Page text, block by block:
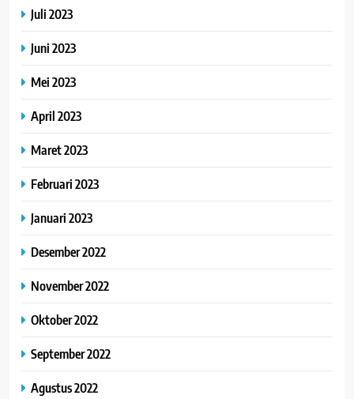
Juli 2023
Juni 2023
Mei 2023
April 2023
Maret 2023
Februari 2023
Januari 2023
Desember 2022
November 2022
Oktober 2022
September 2022
Agustus 2022